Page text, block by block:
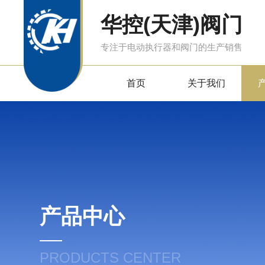
华控(天津)阀门
专注于电动执行器和阀门的生产销售
首页 关于我们
产品中心
PRODUCTS CENTER